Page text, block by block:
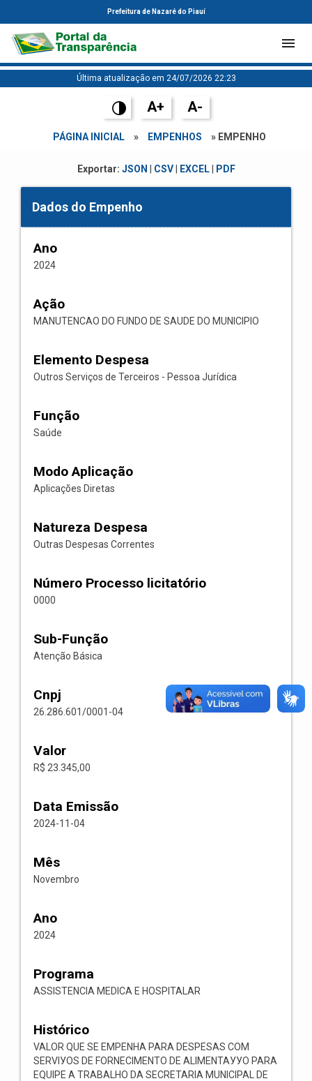
Prefeitura de Nazaré do Piauí
Última atualização em 24/07/2026 22:23
A+ A-
PÁGINA INICIAL » EMPENHOS » EMPENHO
Exportar: JSON CSV| EXCEL| PDF
Dados do Empenho
Ano
2024
Ação
MANUTENCAO DO FUNDO DE SAUDE DO MUNICIPIO
Elemento Despesa
Outros Serviços de Terceiros - Pessoa Jurídica
Função
Saúde
Modo Aplicação
Aplicações Diretas
Natureza Despesa
Outras Despesas Correntes
Número Processo licitatório
0000
Sub-Função
Atenção Básica
Cnpj
26.286.601/0001-04
Valor
R$ 23.345,00
Data Emissão
2024-11-04
Mês
Novembro
Ano
2024
Programa
ASSISTENCIA MEDICA E HOSPITALAR
Histórico
VALOR QUE SE EMPENHA PARA DESPESAS COM
SERVIУOS DE FORNECIMENTO DE ALIMENTAУУO PARA
EQUIPE A TRABALHO DA SECRETARIA MUNICIPAL DE